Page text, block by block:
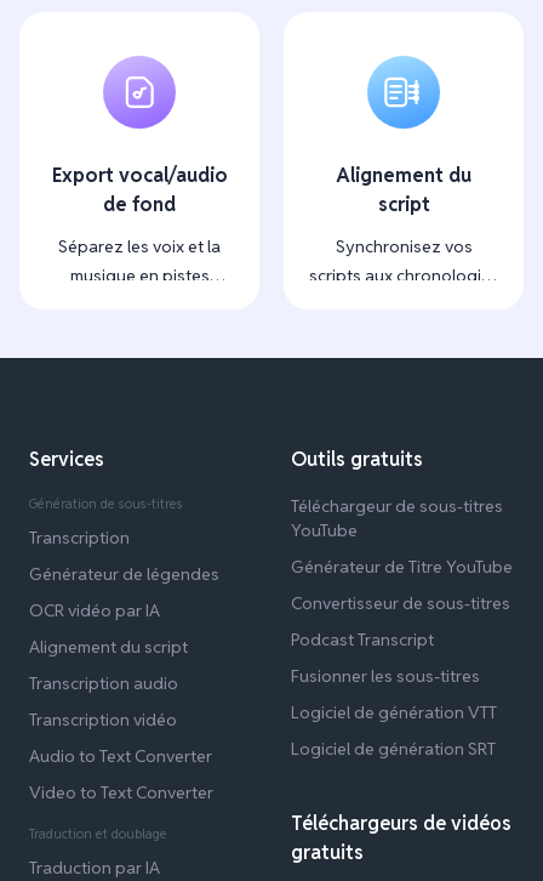
Export vocal/audio
de fond
Séparez les voix et la
musique en pistes
Alignement du
script
Synchronisez vos
scripts aux chronologies
100 %.
Services
Génération de sous-titres
Transcription
Générateur de légendes
OCR vidéo par IA
Alignement du script
Transcription audio
Transcription vidéo
Audio to Text Converter
Video to Text Converter
Traduction et doublage
Traduction par IA
Outils gratuits
Téléchargeur de sous-titres
YouTube
Générateur de Titre YouTube
Convertisseur de sous-titres
Podcast Transcript
Fusionner les sous-titres
Logiciel de génération VTT
Logiciel de génération SRT
Téléchargeurs de vidéos
gratuits